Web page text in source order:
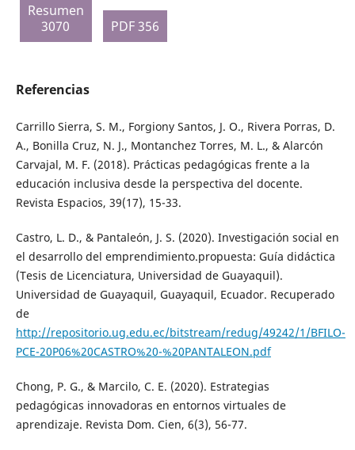
Resumen
3070
PDF 356
Referencias
Carrillo Sierra, S. M., Forgiony Santos, J. O., Rivera Porras, D.
A., Bonilla Cruz, N. J., Montanchez Torres, M. L., & Alarcón
Carvajal, M. F. (2018). Prácticas pedagógicas frente a la
educación inclusiva desde la perspectiva del docente.
Revista Espacios, 39(17), 15-33.
Castro, L. D., & Pantaleón, J. S. (2020). Investigación social en
el desarrollo del emprendimiento.propuesta: Guía didáctica
(Tesis de Licenciatura, Universidad de Guayaquil).
Universidad de Guayaquil, Guayaquil, Ecuador. Recuperado
de
http://repositorio.ug.edu.ec/bitstream/redug/49242/1/BFILO-
PCE-20P06%20CASTRO%20-%20PANTALEON.pdf
Chong, P. G., & Marcilo, C. E. (2020). Estrategias
pedagógicas innovadoras en entornos virtuales de
aprendizaje. Revista Dom. Cien, 6(3), 56-77.